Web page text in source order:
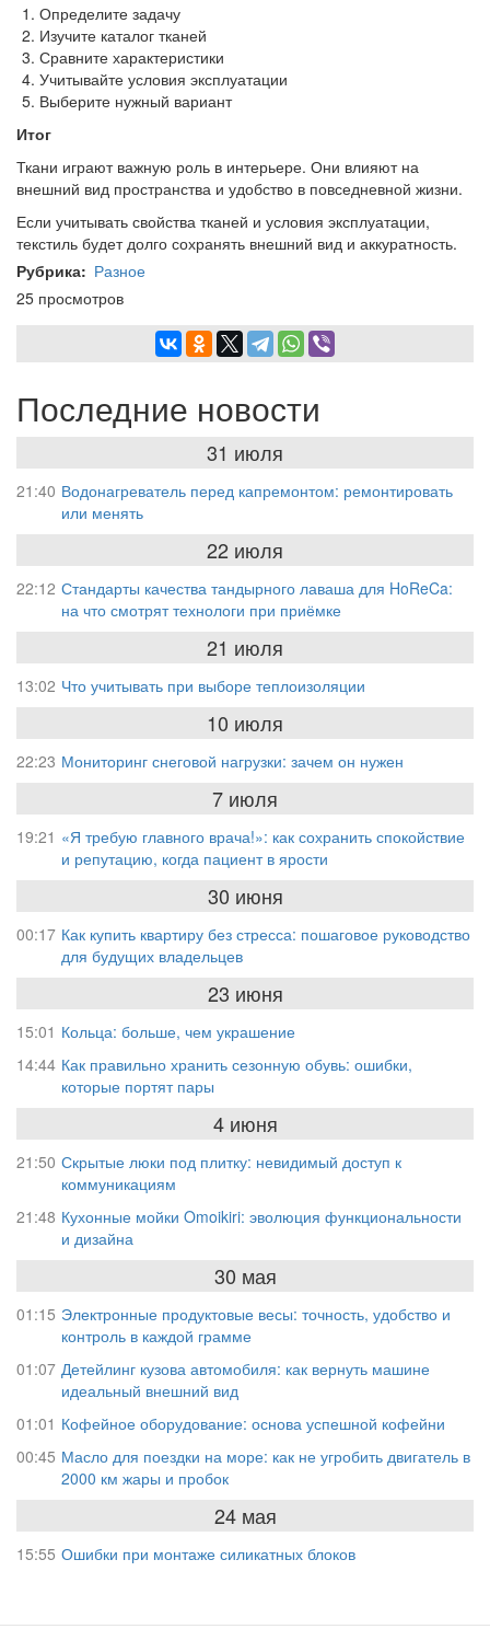
Определите задачу
Изучите каталог тканей
Сравните характеристики
Учитывайте условия эксплуатации
Выберите нужный вариант
Итог
Ткани играют важную роль в интерьере. Они влияют на
внешний вид пространства и удобство в повседневной жизни.
Если учитывать свойства тканей и условия эксплуатации,
текстиль будет долго сохранять внешний вид и аккуратность.
Рубрика
Разное
25 просмотров
Последние новости
31 июля
21:40 Водонагреватель перед капремонтом: ремонтировать
или менять
22 июля
22:12 Стандарты качества тандырного лаваша для HoReCa:
на что смотрят технологи при приёмке
21 июля
13:02 Что учитывать при выборе теплоизоляции
10 июля
22:23 Мониторинг снеговой нагрузки: зачем он нужен
7 июля
19:21 «Я требую главного врача!»: как сохранить спокойствие
и репутацию, когда пациент в ярости
30 июня
00:17 Как купить квартиру без стресса: пошаговое руководство
для будущих владельцев
23 июня
15:01 Кольца: больше, чем украшение
14:44 Как правильно хранить сезонную обувь: ошибки,
которые портят пары
4 июня
21:50 Скрытые люки под плитку: невидимый доступ к
коммуникациям
21:48 Кухонные мойки Omoikiri: эволюция функциональности
и дизайна
30 мая
01:15 Электронные продуктовые весы: точность, удобство и
контроль в каждой грамме
01:07 Детейлинг кузова автомобиля: как вернуть машине
идеальный внешний вид
01:01 Кофейное оборудование: основа успешной кофейни
00:45 Масло для поездки на море: как не угробить двигатель в
2000 км жары и пробок
24 мая
15:55 Ошибки при монтаже силикатных блоков